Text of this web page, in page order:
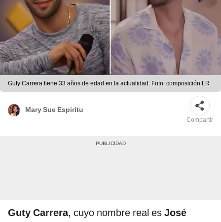
Guty Carrera tiene 33 años de edad en la actualidad. Foto: composición LR
Mary Sue Espiritu
Compartir
Guty Carrera, cuyo nombre real es José